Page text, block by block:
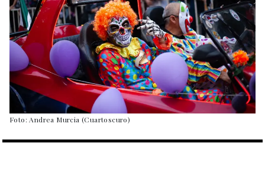
Foto: Andrea Murcia (Cuartoscuro)